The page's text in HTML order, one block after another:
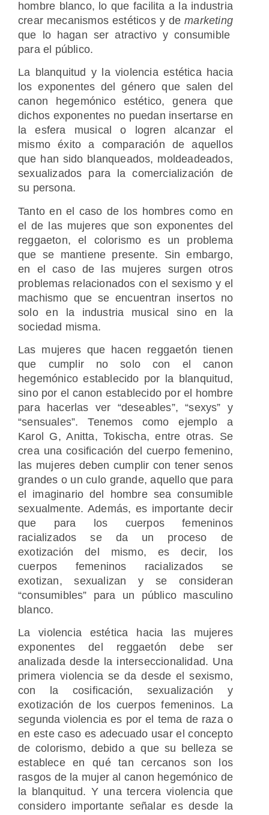
hombre blanco, lo que facilita a la industria
crear mecanismos estéticos y demarketing
que lo hagan ser atractivo y consumible
para el público.
La blanquitud y la violencia estética hacia
los exponentes del género que salen del
canon hegemónico estético, genera que
dichos exponentes no puedan insertarse en
la esfera musical o logren alcanzar el
mismo éxito a comparación de aquellos
que han sido blanqueados, moldeadeados,
sexualizados para la comercialización de
su persona.
Tanto en el caso de los hombres como en
el de las mujeres que son exponentes del
reggaeton, el colorismo es un problema
que se mantiene presente. Sin embargo,
en el caso de las mujeres surgen otros
problemas relacionados con el sexismo y el
machismo que se encuentran insertos no
solo en la industria musical sino en la
sociedad misma.
Las mujeres que hacen reggaetón tienen
que cumplir no solo con el canon
hegemónico establecido por la blanquitud,
sino por el canon establecido por el hombre
para hacerlas ver “deseables”, “sexys” y
“sensuales”. Tenemos como ejemplo a
Karol G, Anitta, Tokischa, entre otras. Se
crea una cosificación del cuerpo femenino,
las mujeres deben cumplir con tener senos
grandes o un culo grande, aquello que para
el imaginario del hombre sea consumible
sexualmente. Además, es importante decir
que para los cuerpos femeninos
racializados se da un proceso de
exotización del mismo, es decir, los
cuerpos femeninos racializados se
exotizan, sexualizan y se consideran
“consumibles” para un público masculino
blanco.
La violencia estética hacia las mujeres
exponentes del reggaetón debe ser
analizada desde la interseccionalidad. Una
primera violencia se da desde el sexismo,
con la cosificación, sexualización y
exotización de los cuerpos femeninos. La
segunda violencia es por el tema de raza o
en este caso es adecuado usar el concepto
de colorismo, debido a que su belleza se
establece en qué tan cercanos son los
rasgos de la mujer al canon hegemónico de
la blanquitud. Y una tercera violencia que
considero importante señalar es desde la